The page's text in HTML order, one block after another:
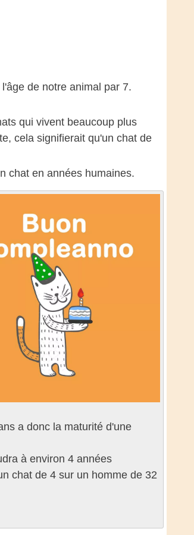
de notre animal par 7.
qui vivent beaucoup plus
cela signifierait qu'un chat de
chat en années humaines.
a donc la maturité d'une
à environ 4 années
chat de 4 sur un homme de 32